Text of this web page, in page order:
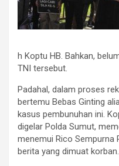
h Koptu HB. Bahkan,
TNI tersebut.
Padahal, dalam proses
bertemu Bebas Ginting
kasus pembunuhan ini.
digelar Polda Sumut,
menemui Rico Sempurna
berita yang dimuat korban.